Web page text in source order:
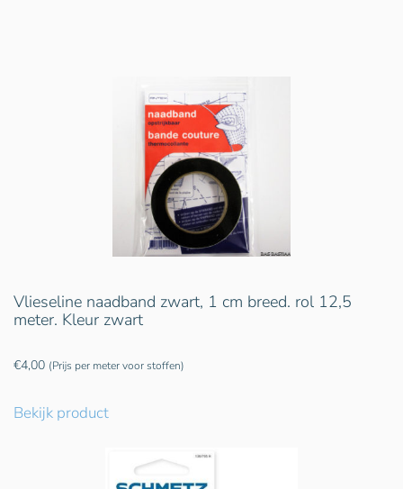
Vlieseline naadband zwart, 1 cm breed. rol 12,5
meter. Kleur zwart
€4,00 (Prijs per meter voor stoffen)
Bekijk product